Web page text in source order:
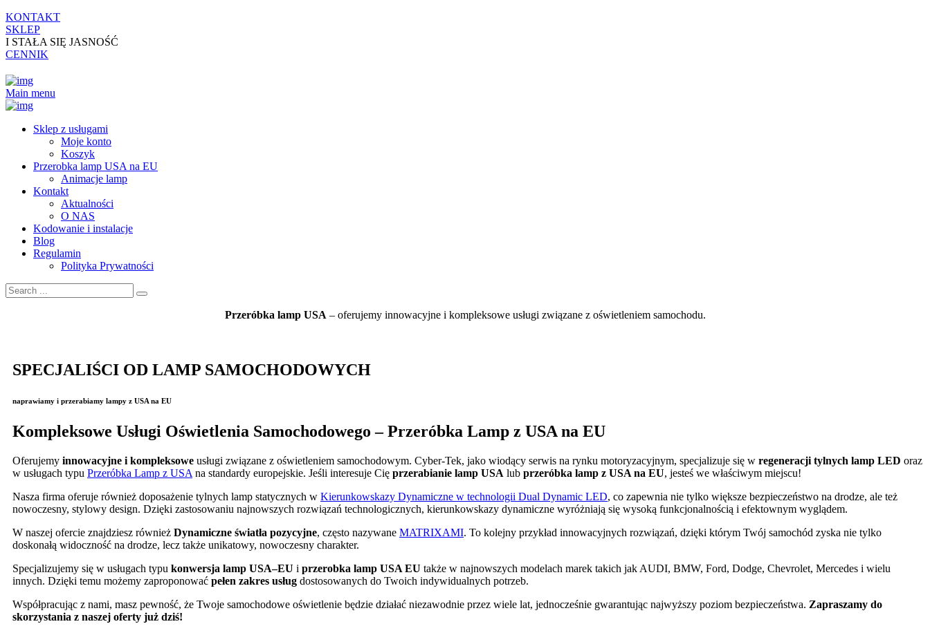
KONTAKT
SKLEP
I STAŁA SIĘ JASNOŚĆ
CENNIK
Main menu
Sklep z usługami
Moje konto
Koszyk
Przerobka lamp USA na EU
Animacje lamp
Kontakt
Aktualności
O NAS
Kodowanie i instalacje
Blog
Regulamin
Polityka Prywatności
Przeróbka lamp USA – oferujemy innowacyjne i kompleksowe usługi związane z oświetleniem samochodu.
SPECJALIŚCI OD LAMP SAMOCHODOWYCH
naprawiamy i przerabiamy lampy z USA na EU
Kompleksowe Usługi Oświetlenia Samochodowego – Przeróbka Lamp z USA na EU
Oferujemy innowacyjne i kompleksowe usługi związane z oświetleniem samochodowym. Cyber-Tek, jako wiodący serwis na rynku motoryzacyjnym, specjalizuje się w regeneracji tylnych lamp LED oraz
w usługach typu Przeróbka Lamp z USA na standardy europejskie. Jeśli interesuje Cię przerabianie lamp USA lub przeróbka lamp z USA na EU, jesteś we właściwym miejscu!
Nasza firma oferuje również doposażenie tylnych lamp statycznych w Kierunkowskazy Dynamiczne w technologii Dual Dynamic LED, co zapewnia nie tylko większe bezpieczeństwo na drodze, ale też
nowoczesny, stylowy design. Dzięki zastosowaniu najnowszych rozwiązań technologicznych, kierunkowskazy dynamiczne wyróżniają się wysoką funkcjonalnością i efektownym wyglądem.
W naszej ofercie znajdziesz również Dynamiczne światła pozycyjne, często nazywane MATRIXAMI. To kolejny przykład innowacyjnych rozwiązań, dzięki którym Twój samochód zyska nie tylko
doskonałą widoczność na drodze, lecz także unikatowy, nowoczesny charakter.
Specjalizujemy się w usługach typu konwersja lamp USA–EU i przerobka lamp USA EU także w najnowszych modelach marek takich jak AUDI, BMW, Ford, Dodge, Chevrolet, Mercedes i wielu
innych. Dzięki temu możemy zaproponować pełen zakres usług dostosowanych do Twoich indywidualnych potrzeb.
Współpracując z nami, masz pewność, że Twoje samochodowe oświetlenie będzie działać niezawodnie przez wiele lat, jednocześnie gwarantując najwyższy poziom bezpieczeństwa. Zapraszamy do
skorzystania z naszej oferty już dziś!